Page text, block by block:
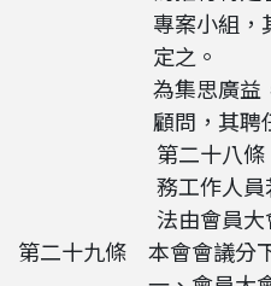
專案小組，
定之。
為集思廣益
顧問，其聘
第二十八
務工作人
法由會員大
第二十九條 本會會議分